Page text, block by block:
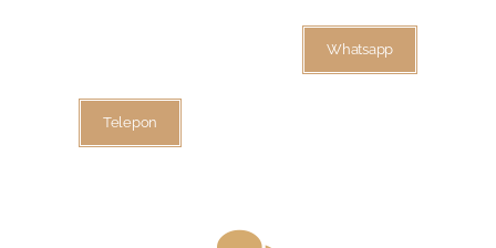
Whatsapp
Telepon